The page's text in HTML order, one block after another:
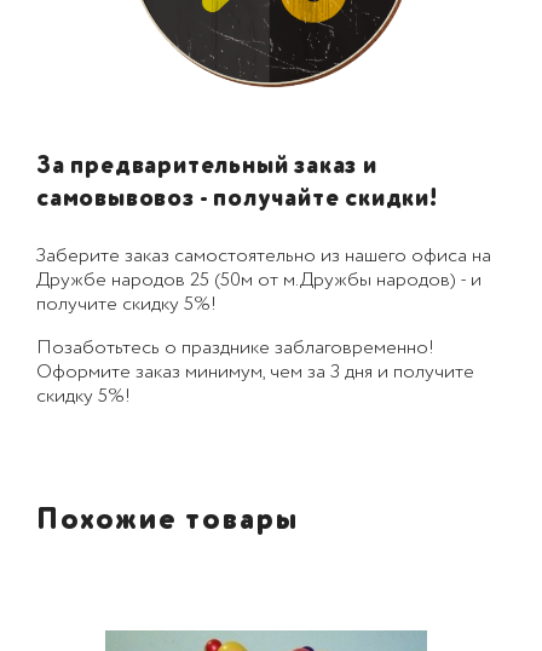
За предварительный заказ и
самовывовоз - получайте скидки!
Заберите заказ самостоятельно из нашего офиса на
Дружбе народов 25 (50м от м.Дружбы народов) - и
получите скидку 5%!
Позаботьтесь о празднике заблаговременно!
Оформите заказ минимум, чем за 3 дня и получите
скидку 5%!
Похожие товары